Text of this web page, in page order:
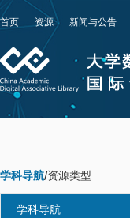
首页 资源 新闻与公告
学科导航/资源类型
学科导航